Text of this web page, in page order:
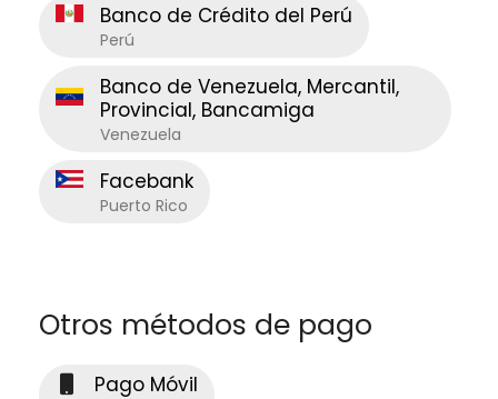
Banco de Crédito del Perú
Perú
Banco de Venezuela, Mercantil,
Provincial, Bancamiga
Venezuela
Facebank
Puerto Rico
Otros métodos de pago
Pago Móvil